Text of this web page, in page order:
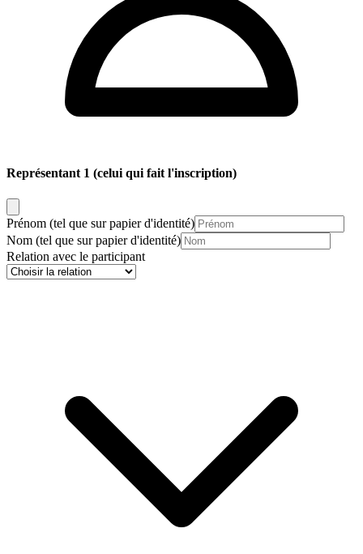
Représentant 1 (celui qui fait l'inscription)
Prénom (tel que sur papier d'identité)
Nom (tel que sur papier d'identité)
Relation avec le participant